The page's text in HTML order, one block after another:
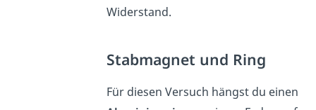
Widerstand.
Stabmagnet und Ring
Für diesen Versuch hängst du einen